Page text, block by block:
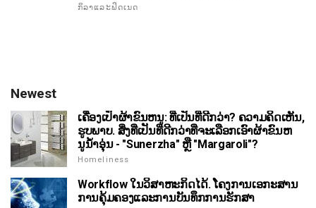
ກິລາແລະຟິດເນດ
Newest
ເຄື່ອງເປົ່າຜ້າຂົນຫນູ: ທີ່ເປັນທີ່ດີກວ່າ? ຄວາມຄິດເຫັນ,
ຮູບພາບ. ສິ່ງທີ່ເປັນທີ່ດີກວ່າທີ່ຈະເລືອກເອົາຜ້າຂົນຫ
ນູນ້ໍາອຸ່ນ - "Sunerzha" ຫຼື "Margaroli"?
Homeliness
Workflow ໃນວິສາຫະກິດໄດ້. ໂຄງການເອກະສານ
ການຄຸ້ມຄອງແລະການບັນທຶກການຮັກສາ